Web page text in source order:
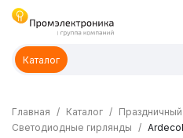
Каталог
Главная Каталог
Светодиодные гирлянды